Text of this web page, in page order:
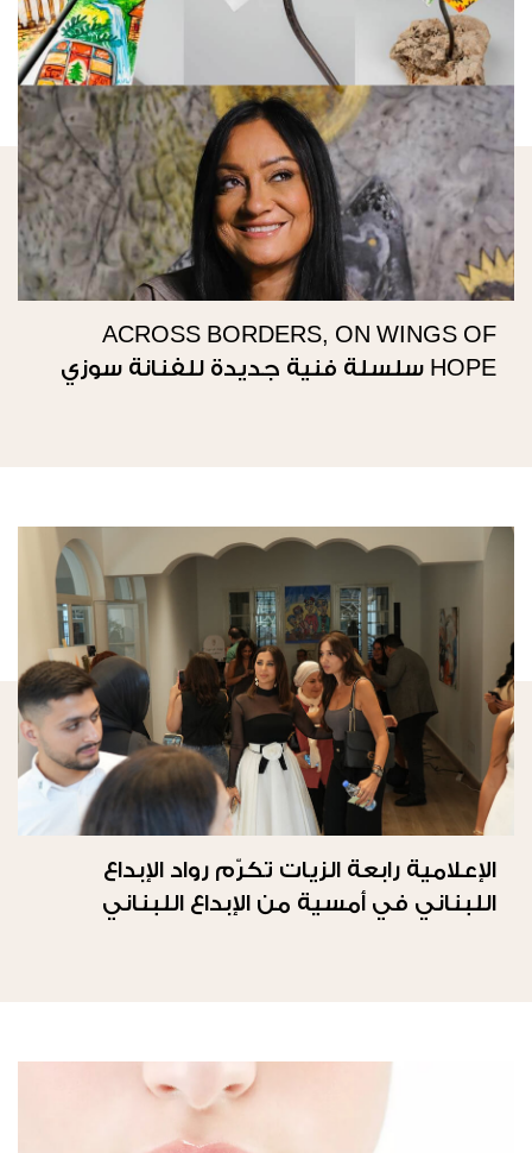
ACROSS BORDERS, ON WINGS OF
HOPE سلسلة فنية جديدة للفنانة سوزي
الإعلامية رابعة الزيات تكرّم رواد الإبداع
اللبناني في أمسية من الإبداع اللبناني